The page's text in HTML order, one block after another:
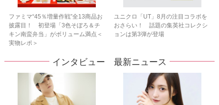
ファミマ“45％増量作戦”全13商品お
披露目！ 初登場「3色そぼろ＆チ
キン南蛮弁当」がボリューム満点＜
実物レポ＞
ユニクロ「UT」8月の注目コラボを
おさらい！ 話題の集英社コレクシ
ョンは第3弾が登場
インタビュー 最新ニュース